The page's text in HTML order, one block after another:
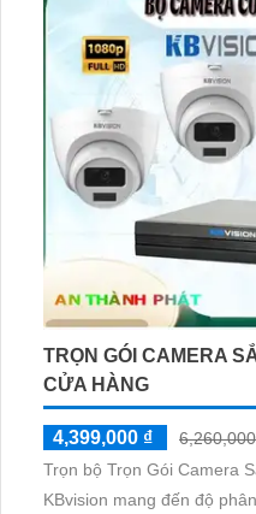
TRỌN GÓI CAMERA
CỬA HÀNG
4,399,000 ₫
Trọn bộ Trọn Gói Camera
KBvision mang đến độ